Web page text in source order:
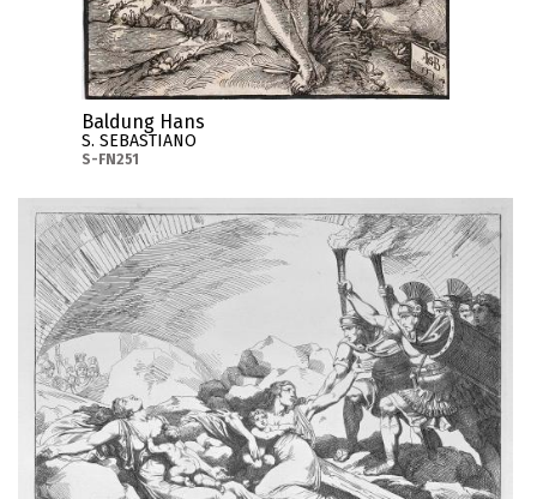
Baldung Hans
S. SEBASTIANO
S-FN251